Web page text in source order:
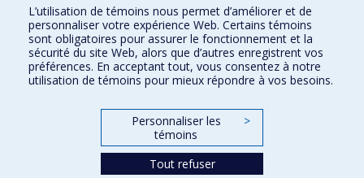
Plan du site
Signaler une erreur
Accessibilité
FACULTÉ DES ARTS ET DES SCIENCES
Nos départements et écoles
L’utilisation de témoins nous permet d’améliorer et de
personnaliser votre expérience Web. Certains témoins
sont obligatoires pour assurer le fonctionnement et la
sécurité du site Web, alors que d’autres enregistrent vos
préférences. En acceptant tout, vous consentez à notre
utilisation de témoins pour mieux répondre à vos besoins.
Personnaliser les
témoins
>
Tout refuser